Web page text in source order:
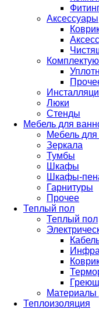
Аксессуары
Люки
Стенды
Мебель для
Мебель
Зеркала
Тумбы
Шкафы
Шкафы-
Гарнитуры
Прочее
Теплый пол
Теплый пол
Материалы
Теплоизоляция